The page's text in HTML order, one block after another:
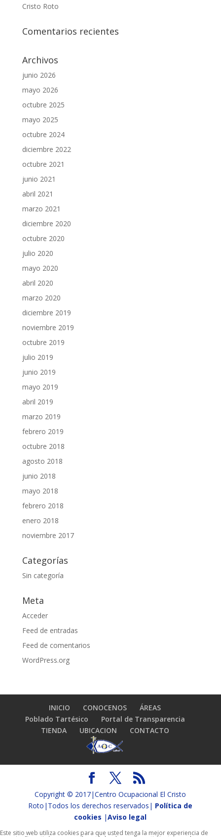
Cristo Roto
Comentarios recientes
Archivos
junio 2026
mayo 2026
octubre 2025
mayo 2025
octubre 2024
diciembre 2022
octubre 2021
junio 2021
abril 2021
marzo 2021
diciembre 2020
octubre 2020
julio 2020
mayo 2020
abril 2020
marzo 2020
diciembre 2019
noviembre 2019
octubre 2019
julio 2019
junio 2019
mayo 2019
abril 2019
marzo 2019
febrero 2019
octubre 2018
agosto 2018
junio 2018
mayo 2018
febrero 2018
enero 2018
noviembre 2017
Categorías
Sin categoría
Meta
Acceder
Feed de entradas
Feed de comentarios
WordPress.org
INICIO CONOCENOS
ÁREAS
Poblado Tartésico
Portal de Transparencia
TIENDA
UBICACION CONTACTO
Copyright © 2017|Centro Ocupacional El Cristo
Roto|Todos los derechos reservados| Política de
cookies |Aviso legal
Este sitio web utiliza cookies para que usted tenga la mejor experiencia de